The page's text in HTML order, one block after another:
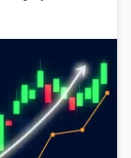
up by 10.30%